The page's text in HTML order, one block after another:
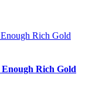
Rich Gold